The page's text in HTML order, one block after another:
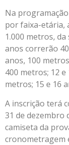
Na
por faixa-etária,
1.000 metros,
anos correrão
anos, 100
400 metros; 12
metros; 15 e 16
A inscrição terá
31 de dezembro
camiseta da
cronometragem